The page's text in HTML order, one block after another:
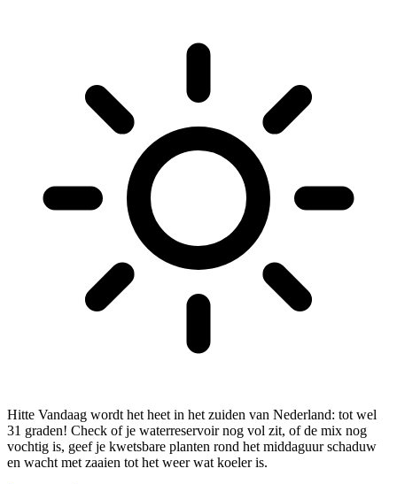
Hitte Vandaag wordt het heet in het zuiden van Nederland: tot wel
31 graden! Check of je waterreservoir nog vol zit, of de mix nog
vochtig is, geef je kwetsbare planten rond het middaguur schaduw
en wacht met zaaien tot het weer wat koeler is.